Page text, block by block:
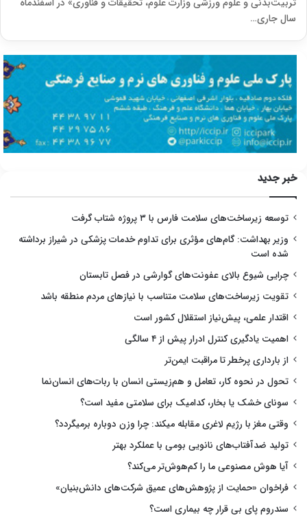
سال جاری…
خبر جدید
توسعه زیرساخت‌های سلامت فارس با ۳ پروژه شتاب گرفت
وزیر بهداشت: گام‌های مؤثری برای تداوم خدمات پزشکی در شیراز برداشته
شده است
چرایی شیوع بالای عفونت‌های گوارشی در فصل تابستان
تقویت زیرساخت‌های سلامت متناسب با نیازهای مردم منطقه باشد
اقتدار علمی، پیش‌نیاز استقلال کشور است
اهمیت یادگیری کنترل ادرار پیش از ۴ سالگی
از بارداری پرخطر تا مراقبت ایمن‌تر
تحول در نحوه کار، تعامل و هم‌زیستی انسان با ربات‌های انسان‌نما
سونای خشک یا بخار، کدامیک برای سلامتی مفید است؟
وقتی مغز با رژیم لاغری مقابله میکند: چرا وزن دوباره برمیگردد؟
تولید ضدآفتاب‌های نانویی بومی با عملکرد بهتر
آیا هوش مصنوعی ما را کم‌هوش‌تر می‌کند؟
فراخوان «حمایت از پژوهش‌های عمیق شرکت‌های دانش‌بنیان»
سندروم پای بی قرار چه بیماری است؟